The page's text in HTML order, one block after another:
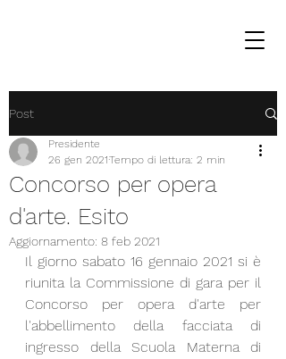
Post
Concorso per opera
d'arte. Esito
Presidente
26 gen 2021Tempo di lettura: 2 min
Aggiornamento: 8 feb 2021
Il giorno sabato 16 gennaio 2021 si è
riunita la Commissione di gara per il
Concorso per opera d'arte per
l'abbellimento della facciata di
ingresso della Scuola Materna di